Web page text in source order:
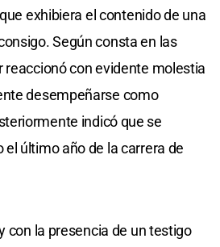
exhibiera el contenido de una
Según consta en las
reaccionó con evidente molestia
desempeñarse como
indicó que se
último año de la carrera de
con la presencia de un testigo